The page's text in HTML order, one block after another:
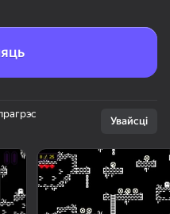
прыладу
гарызантальнай
Увайсці